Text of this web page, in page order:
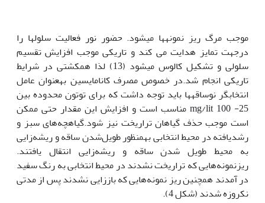
موجب مرگ ریز نمونه‫ها می‫شود. حضور نور فعالیت سلول‫ها را
درجهت تمایز هدایت می کند و تاریکی موجب افزایش تقسیم
سلولی و تشکیل کالوس می‫شود (13) لذا هم‫کشتی در شرایط
تاریکی انجام شد.در خصوص مصرف کانامایسین به‫عنوان عامل
انتخابگر نوساقه‫ها باید توجه داشت که برای توتون محدوده بین
mg/lit 100 -25 مناسب است و افزایش این مقدار حتی ممکن
است موجب حذف گیاهان تراریخت نیز شود.گیاهچه‌های سبز و
رشد‌یافته در محیط انتخابی به‫منظور طویل‌شدن ساقه و ریشه‌زایی
به محیط طویل شدن ساقه و ریشه‌زایی انتقال یافتند.
ریزنمونه‌هایی که تراریخت نشدند در محیط انتخابی به رنگ سفید
در آمدند همچنین ریز نمونه‌هایی که باززایی نشدند پس از مدتی
نکروزه شدند (شکل 4).